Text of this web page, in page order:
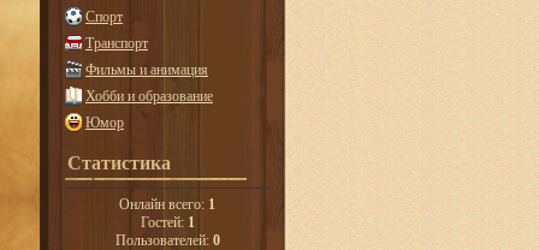
Спорт
Транспорт
Фильмы и анимация
Хобби и образование
Юмор
Статистика
Онлайн всего: 1
Гостей: 1
Пользователей: 0